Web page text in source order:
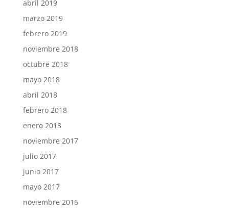
abril 2019
marzo 2019
febrero 2019
noviembre 2018
octubre 2018
mayo 2018
abril 2018
febrero 2018
enero 2018
noviembre 2017
julio 2017
junio 2017
mayo 2017
noviembre 2016